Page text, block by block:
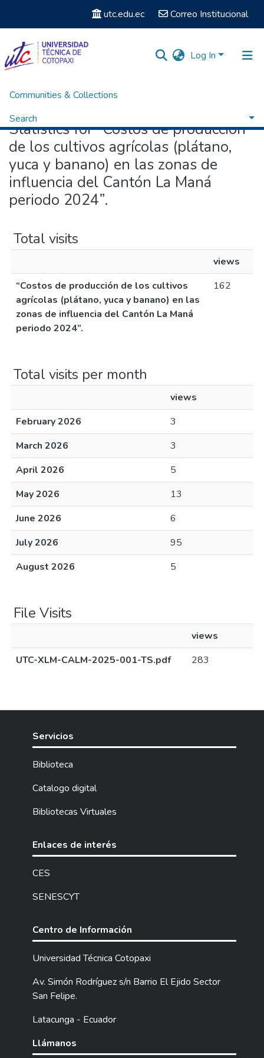
utc.edu.ec Correo Institucional
Log In
Communities & Collections
Search
Home Statistics
Statistics for “Costos de producción
de los cultivos agrícolas (plátano,
yuca y banano) en las zonas de
influencia del Cantón La Maná
periodo 2024”.
Total visits
views
“Costos de producción de los cultivos
agrícolas (plátano, yuca y banano) en las
zonas de influencia del Cantón La Maná
periodo 2024”.
162
Total visits per month
views
February 2026
3
March 2026
3
April 2026
5
May 2026
13
June 2026
6
July 2026
95
August 2026
5
File Visits
views
UTC-XLM-CALM-2025-001-TS.pdf
283
Servicios
Biblioteca
Catalogo digital
Bibliotecas Virtuales
Enlaces de interés
CES
SENESCYT
Centro de Información
Universidad Técnica Cotopaxi
Av. Simón Rodríguez s/n Barrio El Ejido Sector
San Felipe.
Latacunga - Ecuador
Llámanos